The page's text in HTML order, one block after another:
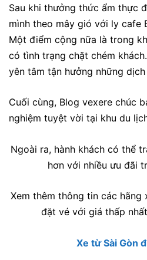
Sau khi thưởng thức ẩm thực
mình theo mây gió với ly cafe
Một điểm cộng nữa là trong
có tình trạng chặt chém
yên tâm tận hưởng những
Cuối cùng, Blog vexere chúc
nghiệm tuyệt vời tại khu du
Ngoài ra, hành khách có thể
hơn với nhiều ưu đãi
Xem thêm thông tin các hãng
đặt vé với giá thấp
Xe từ Sài Gòn